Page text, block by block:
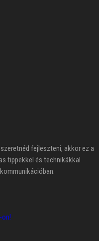
fejleszteni, akkor ez a
tippekkel és technikákkal
on!